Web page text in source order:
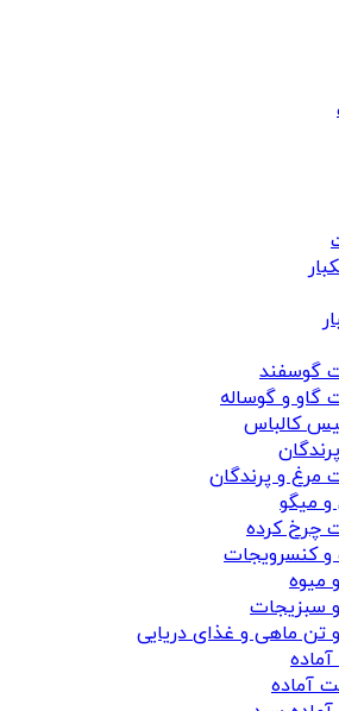
گوسفند
و گوساله
کالباس
و پرندگان
میگو
چرخ کرده
و کنسرویجات
میوه
سبزیجات
تن ماهی و غذای دریایی
آماده